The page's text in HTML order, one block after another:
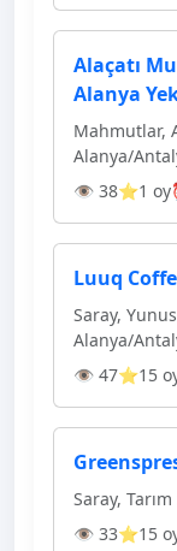
Alaçatı
Alanya
Mahmutlar,
Alanya/
👁 38⭐1 oy
Luuq
Saray,
Alanya/
👁 47⭐15
Saray,
👁 33⭐15